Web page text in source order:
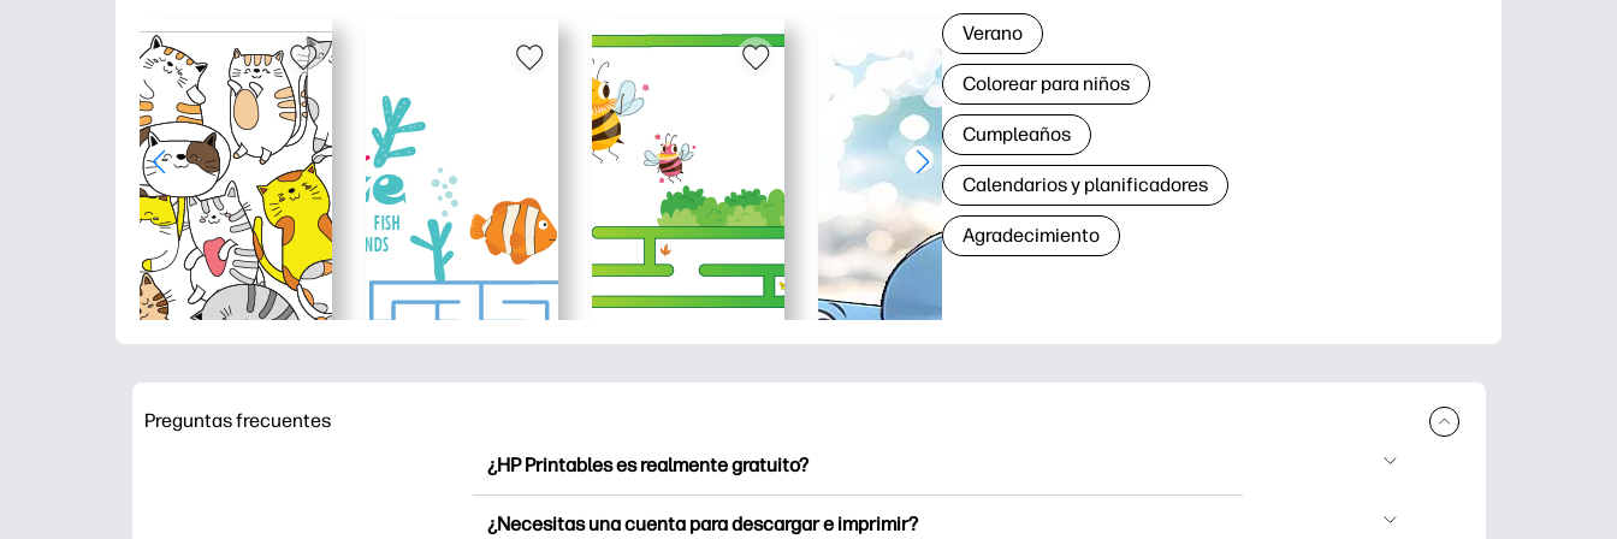
Verano
Colorear para niños
Cumpleaños
Calendarios y planificadores
Agradecimiento
Preguntas frecuentes
¿HP Printables es realmente gratuito?
¿Necesitas una cuenta para descargar e imprimir?